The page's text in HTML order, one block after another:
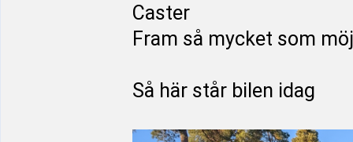
Caster
Fram så mycket som
Så här står bilen idag